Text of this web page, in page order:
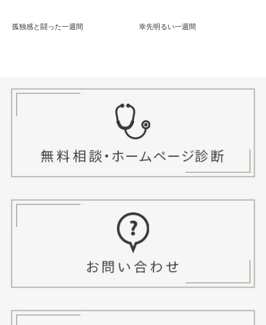
孤独感と闘った一週間 幸先明るい一週間